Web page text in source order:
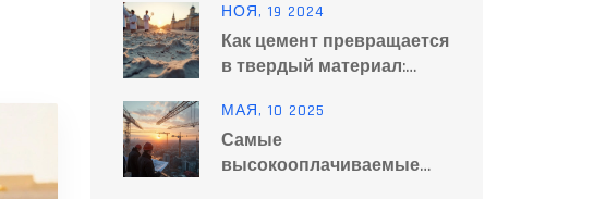
НОЯ, 19 2024
Как цемент превращается
в твердый материал:
МАЯ, 10 2025
Самые
высокооплачиваемые